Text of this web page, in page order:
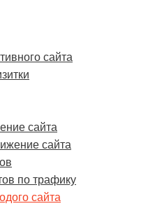
сайта
сайта
сайта
по трафику
сайта